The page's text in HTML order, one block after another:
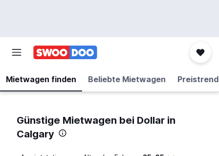
Mietwagen finden Beliebte Mietwagen
Günstige Mietwagen bei Dollar in
Calgary